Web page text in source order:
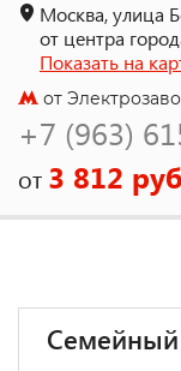
Москва, улица
от центра
Показать на
от
+7 (963)
от 3 812